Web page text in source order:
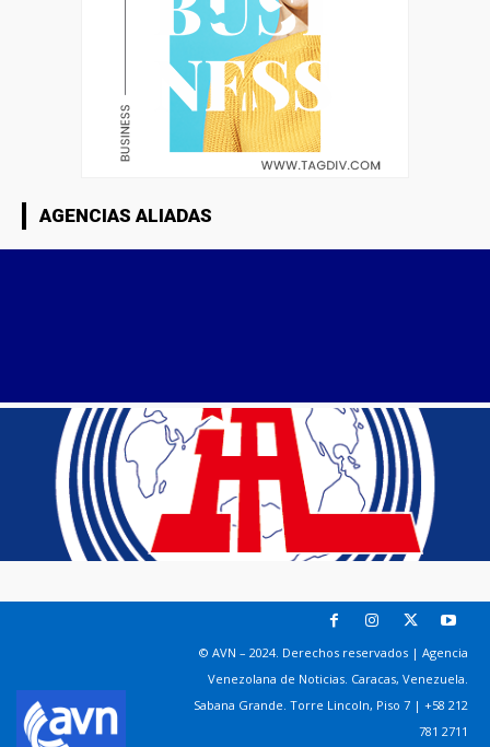
AGENCIAS ALIADAS
© AVN – 2024. Derechos reservados | Agencia
Venezolana de Noticias. Caracas, Venezuela.
Sabana Grande. Torre Lincoln, Piso 7 | +58 212
781 2711